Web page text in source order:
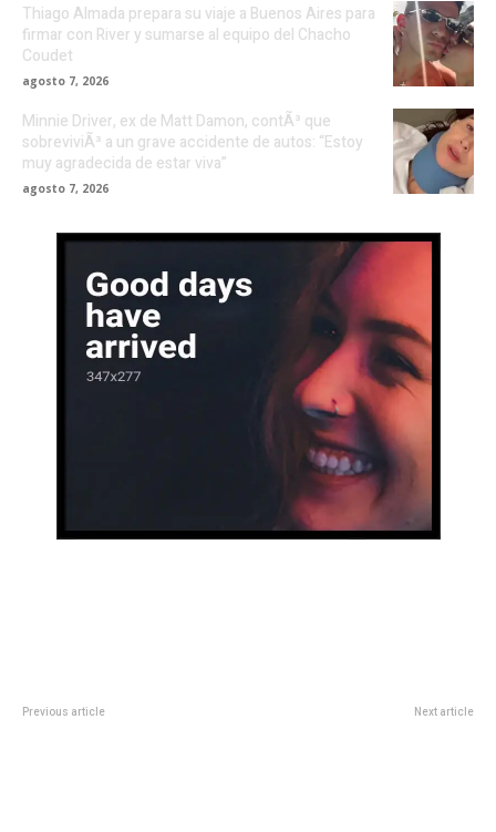
Thiago Almada prepara su viaje a Buenos Aires para
firmar con River y sumarse al equipo del Chacho
Coudet
agosto 7, 2026
Minnie Driver, ex de Matt Damon, contÃ³ que
sobreviviÃ³ a un grave accidente de autos: “Estoy
muy agradecida de estar viva”
agosto 7, 2026
Previous article Next article